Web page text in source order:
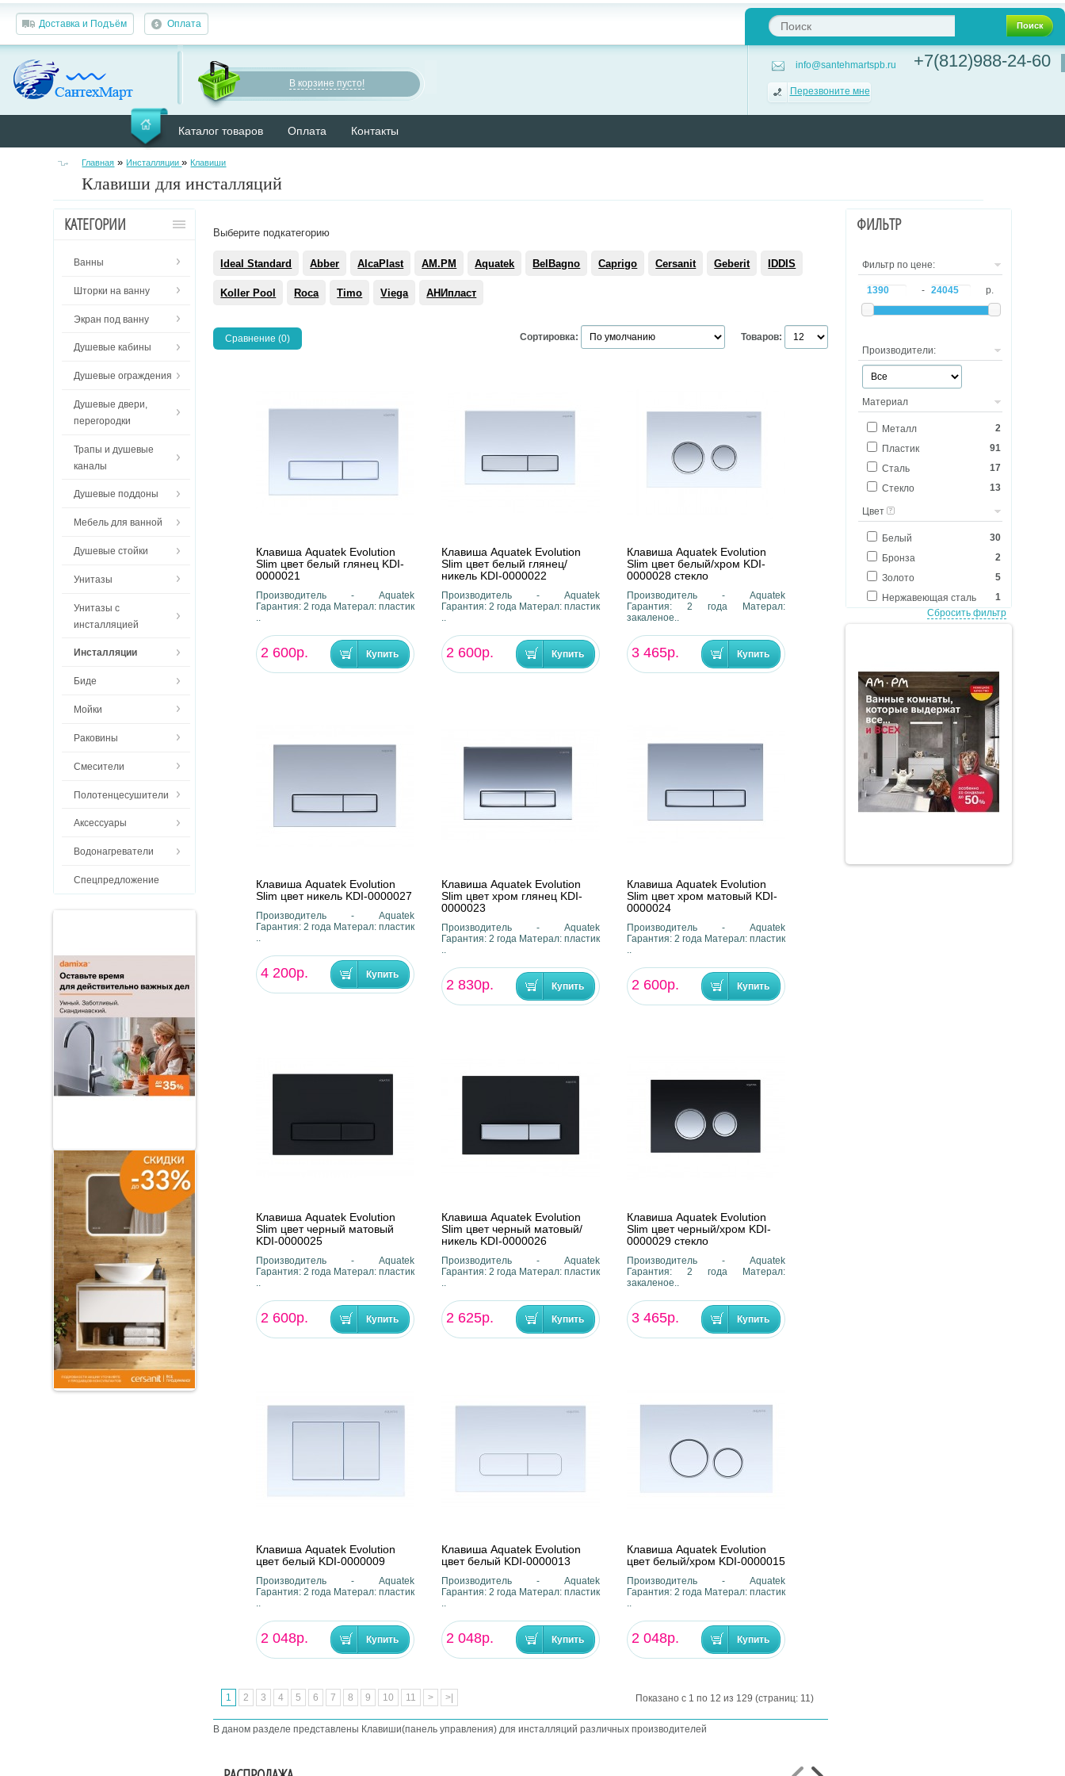
Доставка и Подъём Оплата Поиск
В корзине пусто!
info@santehmartspb.ru
Перезвоните мне
+7(812)988-24-60
Каталог товаров Оплата Контакты
Главная » Инсталляции» Клавиши
Клавиши для инсталляций
КАТЕГОРИИ
Ванны
Шторки на ванну
Экран под ванну
Душевые кабины
Душевые ограждения
Душевые двери,
перегородки
Трапы и душевые
каналы
Душевые поддоны
Мебель для ванной
Душевые стойки
Унитазы
Унитазы с
инсталляцией
Инсталляции
Биде
Мойки
Раковины
Смесители
Полотенцесушители
Аксессуары
Водонагреватели
Спецпредложение
ФИЛЬТР
Фильтр по цене:
- р.
Производители:
Материал
Металл
2
Пластик
91
Сталь
17
Стекло
13
Цвет
Белый
30
Бронза
2
Золото
5
Нержавеющая сталь
1
3
Хром мат
12
Черный
27
Сбросить фильтр
Выберите подкатегорию
Ideal Standard Abber AlcaPlast AM.PM Aquatek BelBagno Caprigo Cersanit Geberit IDDIS
Koller Pool Roca Timo Viega АНИпласт
Товаров:
Сравнение (0) Сортировка:
Клавиша Aquatek Evolution
Slim цвет белый глянец KDI-
0000021
Производитель - Aquatek
Гарантия: 2 года Матерал: пластик
..
2 600р.
Клавиша Aquatek Evolution
Slim цвет белый глянец/
никель KDI-0000022
Производитель - Aquatek
Гарантия: 2 года Матерал: пластик
..
2 600р.
Клавиша Aquatek Evolution
Slim цвет белый/хром KDI-
0000028 стекло
Производитель - Aquatek
Гарантия: 2 года Матерал:
закаленое..
3 465р.
Клавиша Aquatek Evolution
Slim цвет никель KDI-0000027
Производитель - Aquatek
Гарантия: 2 года Матерал: пластик
..
4 200р.
Клавиша Aquatek Evolution
Slim цвет хром глянец KDI-
0000023
Производитель - Aquatek
Гарантия: 2 года Матерал: пластик
..
2 830р.
Клавиша Aquatek Evolution
Slim цвет хром матовый KDI-
0000024
Производитель - Aquatek
Гарантия: 2 года Матерал: пластик
..
2 600р.
Клавиша Aquatek Evolution
Slim цвет черный матовый
KDI-0000025
Производитель - Aquatek
Гарантия: 2 года Матерал: пластик
..
2 600р.
Клавиша Aquatek Evolution
Slim цвет черный матовый/
никель KDI-0000026
Производитель - Aquatek
Гарантия: 2 года Матерал: пластик
..
2 625р.
Клавиша Aquatek Evolution
Slim цвет черный/хром KDI-
0000029 стекло
Производитель - Aquatek
Гарантия: 2 года Матерал:
закаленое..
3 465р.
Клавиша Aquatek Evolution
цвет белый KDI-0000009
Производитель - Aquatek
Гарантия: 2 года Матерал: пластик
..
2 048р.
Клавиша Aquatek Evolution
цвет белый KDI-0000013
Производитель - Aquatek
Гарантия: 2 года Матерал: пластик
..
2 048р.
Клавиша Aquatek Evolution
цвет белый/хром KDI-0000015
Производитель - Aquatek
Гарантия: 2 года Матерал: пластик
..
2 048р.
1 2 3 4 5 6 7 8 9 10 11 > >| Показано с 1 по 12 из 129 (страниц: 11)
В даном разделе представлены Клавиши(панель управления) для инсталляций различных производителей